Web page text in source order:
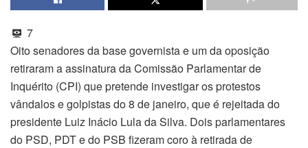
7
Oito senadores da base governista e um da oposição
retiraram a assinatura da Comissão Parlamentar de
Inquérito (CPI) que pretende investigar os protestos
vândalos e golpistas do 8 de janeiro, que é rejeitada do
presidente Luiz Inácio Lula da Silva. Dois parlamentares
do PSD, PDT e do PSB fizeram coro à retirada de